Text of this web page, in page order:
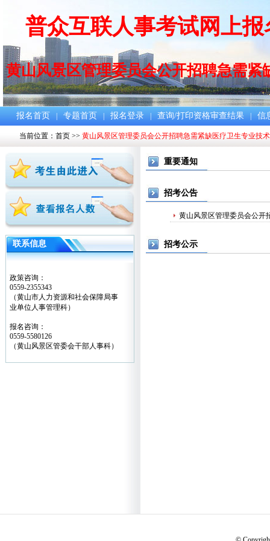
普众互联人事考试网上
黄山风景区管理委员会公开招聘急需紧
报名首页 专题首页 报名登录 查询/打印资格审查结果 信
当前位置： 首页 >> 黄山风景区管理委员会公开招聘急需紧缺医疗卫生专业技
联系信息
政策咨询：
0559-2355343
（黄山市人力资源和社会保障局事
业单位人事管理科）
报名咨询：
0559-5580126
（黄山风景区管委会干部人事科）
重要通知
招考公告
黄山风景区管理委员会公开
招考公示